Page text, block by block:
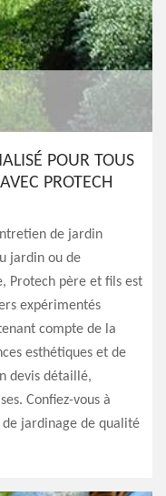
POUR TOUS
PROTECH
de jardin
jardin ou de
Protech père et fils est
expérimentés
compte de la
esthétiques et de
devis détaillé,
Confiez-vous à
de jardinage de qualité